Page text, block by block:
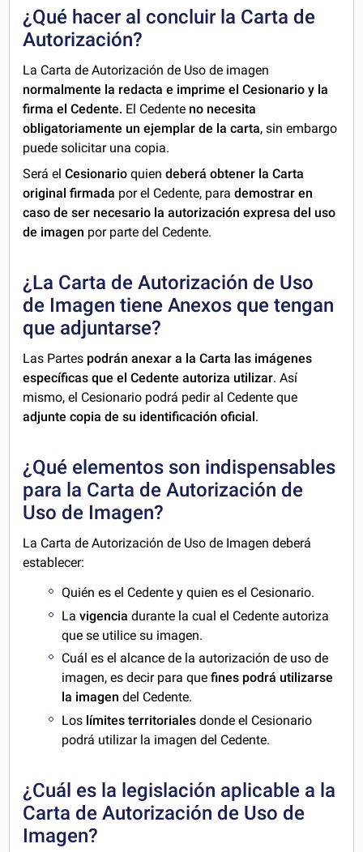
¿Qué hacer al concluir la Carta de
Autorización?
La Carta de Autorización de Uso de imagen
normalmente la redacta e imprime el Cesionario y la
firma el Cedente. El Cedente no necesita
obligatoriamente un ejemplar de la carta, sin embargo
puede solicitar una copia.
Será elCesionario quiendeberá obtener la Carta
original firmada por el Cedente, parademostrar en
caso de ser necesario la autorización expresa del uso
de imagen por parte del Cedente.
¿La Carta de Autorización de Uso
de Imagen tiene Anexos que tengan
que adjuntarse?
Las Partes podrán anexar a la Carta las imágenes
específicas que el Cedente autoriza utilizar. Así
mismo, el Cesionario podrá pedir al Cedente que
adjunte copia de su identificación oficial.
¿Qué elementos son indispensables
para la Carta de Autorización de
Uso de Imagen?
La Carta de Autorización de Uso de Imagen deberá
establecer:
Quién es el Cedente y quien es el Cesionario.
Lavigenciadurante la cual el Cedente autoriza
que se utilice su imagen.
Cuál es el alcance de la autorización de uso de
imagen, es decir para quefines podrá utilizarse
la imagen del Cedente.
Los límites territoriales donde el Cesionario
podrá utilizar la imagen del Cedente.
¿Cuál es la legislación aplicable a la
Carta de Autorización de Uso de
Imagen?